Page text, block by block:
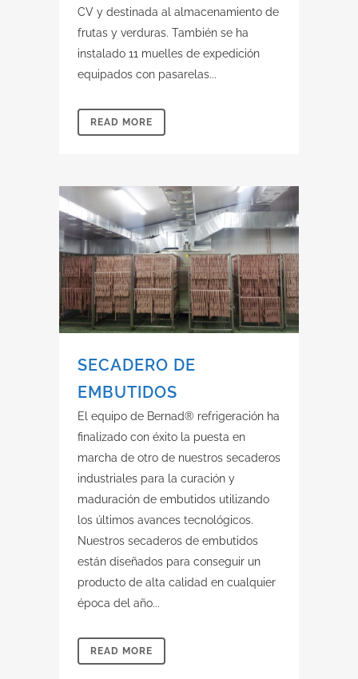
CV y destinada al almacenamiento de
frutas y verduras. También se ha
instalado 11 muelles de expedición
equipados con pasarelas...
READ MORE
SECADERO DE
EMBUTIDOS
El equipo de Bernad® refrigeración ha
finalizado con éxito la puesta en
marcha de otro de nuestros secaderos
industriales para la curación y
maduración de embutidos utilizando
los últimos avances tecnológicos.
Nuestros secaderos de embutidos
están diseñados para conseguir un
producto de alta calidad en cualquier
época del año...
READ MORE